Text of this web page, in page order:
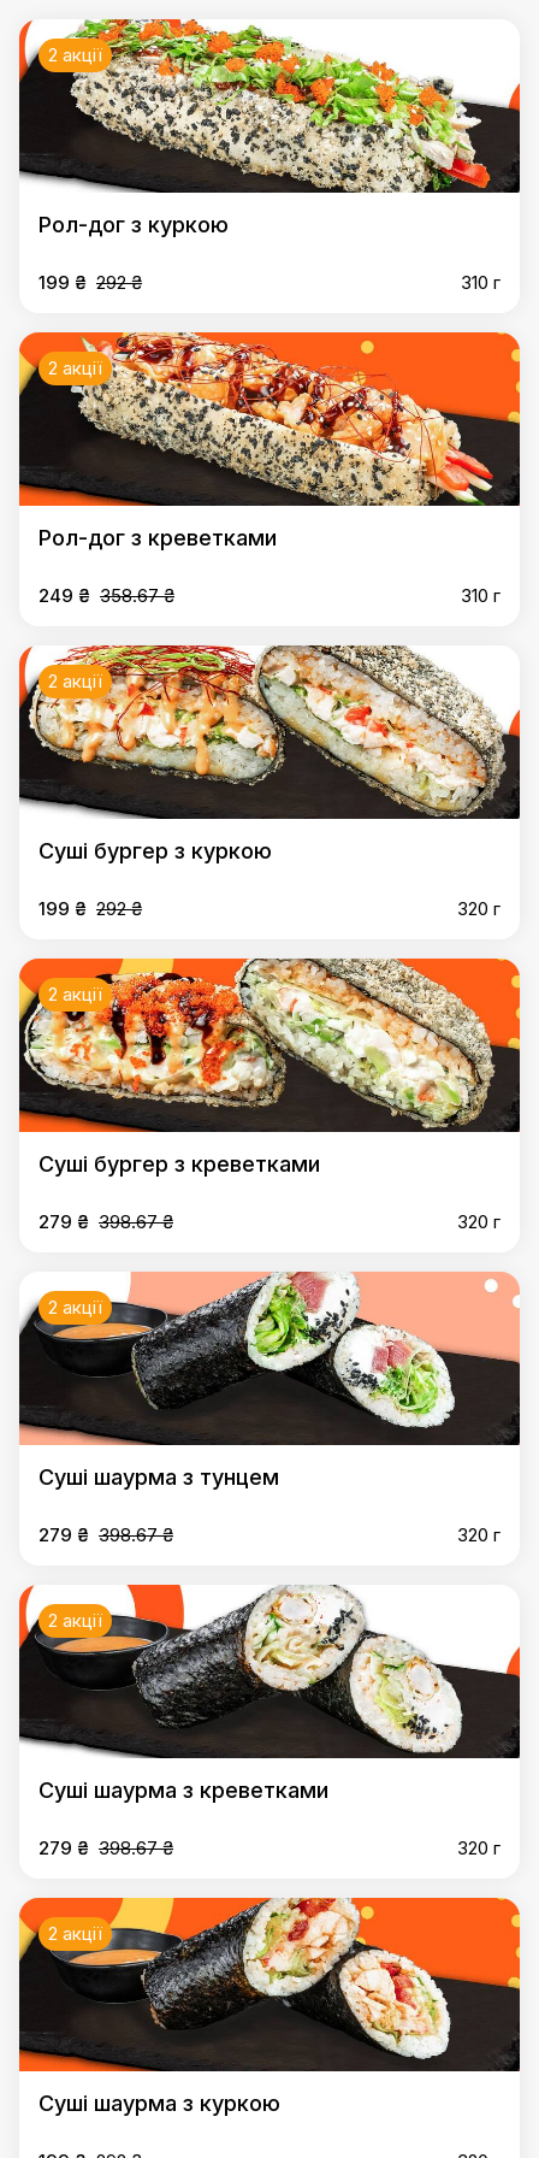
2 акції
Рол-дог з куркою
199 ₴ 292 ₴ 310 г
2 акції
Рол-дог з креветками
249 ₴ 358.67 ₴ 310 г
2 акції
Суші бургер з куркою
199 ₴ 292 ₴ 320 г
2 акції
Суші бургер з креветками
279 ₴ 398.67 ₴ 320 г
2 акції
Суші шаурма з тунцем
279 ₴ 398.67 ₴ 320 г
2 акції
Суші шаурма з креветками
279 ₴ 398.67 ₴ 320 г
2 акції
Суші шаурма з куркою